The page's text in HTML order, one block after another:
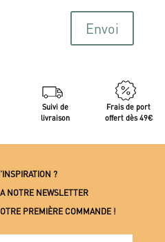
Envoi
Suivi de
livraison
Frais de port
offert dès 49€
?
NOTRE NEWSLETTER
PREMIÈRE COMMANDE !